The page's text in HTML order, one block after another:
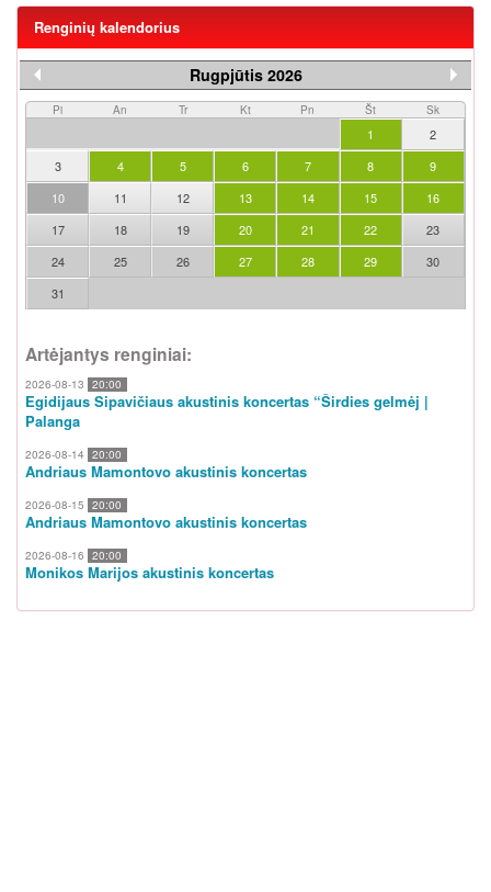
Renginių kalendorius
Rugpjūtis 2026
Pi An Tr Kt Pn Št Sk
1
2
3
4 5 6 7 8
9
10
11 12 13 14 15
16
17
18 19 20 21 22
23
24
25 26 27 28 29
30
31
Artėjantys renginiai:
2026-08-13 20:00
Egidijaus Sipavičiaus akustinis koncertas “Širdies gelmėj |
Palanga
2026-08-14 20:00
Andriaus Mamontovo akustinis koncertas
2026-08-15 20:00
Andriaus Mamontovo akustinis koncertas
2026-08-16 20:00
Monikos Marijos akustinis koncertas